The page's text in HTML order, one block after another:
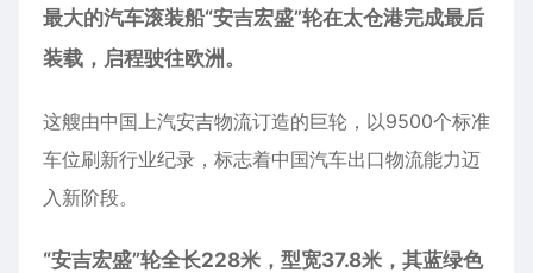
最大的汽车滚装船“安吉宏盛”轮在太仓港完成最后
装载，启程驶往欧洲。
这艘由中国上汽安吉物流订造的巨轮，以9500个标准
车位刷新行业纪录，标志着中国汽车出口物流能力迈
入新阶段。
“安吉宏盛”轮全长228米，型宽37.8米，其蓝绿色